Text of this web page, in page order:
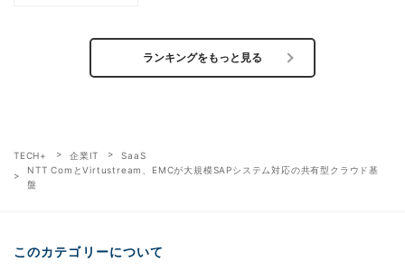
ランキングをもっと見る
TECH+ 企業IT
SaaS
NTT ComとVirtustream、EMCが大規模SAPシステム対応の共有型クラウド基
盤
このカテゴリーについて